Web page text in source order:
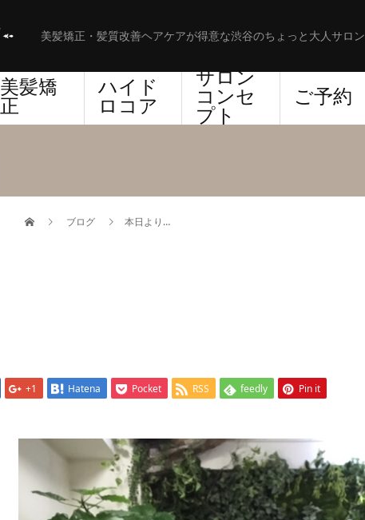
美髪矯正・髪質改善ヘアケアが得意な渋谷のちょっと大人サロン
美髪矯
正
ハイド
ロコア
サロン
コンセ
プト
ご予約
ブログ 本日より…
+1 Hatena Pocket RSS feedly Pin it